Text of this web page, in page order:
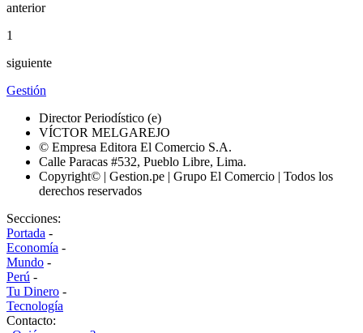
anterior
1
siguiente
Gestión
Director Periodístico (e)
VÍCTOR MELGAREJO
© Empresa Editora El Comercio S.A.
Calle Paracas #532, Pueblo Libre, Lima.
Copyright© | Gestion.pe | Grupo El Comercio | Todos los
derechos reservados
Secciones:
Portada -
Economía -
Mundo -
Perú -
Tu Dinero -
Tecnología
Contacto: